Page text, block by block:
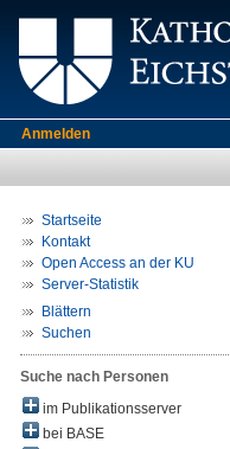
Anmelden
Startseite
Kontakt
Open Access an der KU
Server-Statistik
Blättern
Suchen
Suche nach Personen
im Publikationsserver
bei BASE